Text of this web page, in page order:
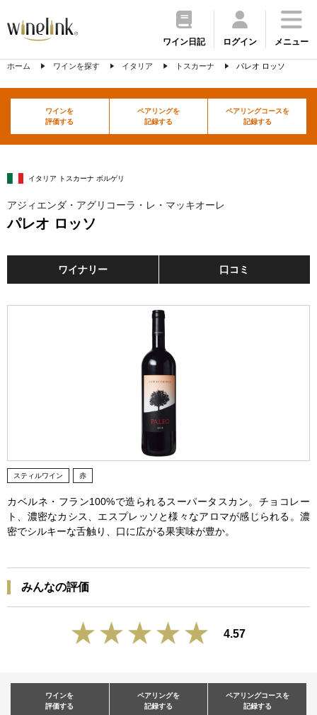
ワイン日記 ログイン メニュー
ホーム ワインを探す イタリア トスカーナ パレオ ロッソ
ワインを
評価する
ペアリングを
記録する
ペアリングコースを
記録する
イタリア トスカーナ ボルゲリ
アジィエンダ・アグリコーラ・レ・マッキオーレ
パレオ ロッソ
ワイナリー 口コミ
スティルワイン 赤
カベルネ・フラン100%で造られるスーパータスカン。チョコレー
ト、濃密なカシス、エスプレッソと様々なアロマが感じられる。濃
密でシルキーな舌触り、口に広がる果実味が豊か。
みんなの評価
4.57
ワインを
評価する
ペアリングを
記録する
ペアリングコースを
記録する